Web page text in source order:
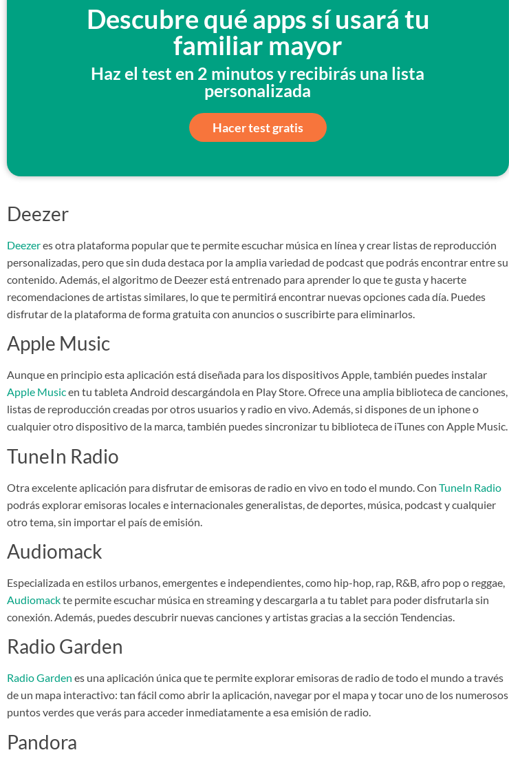
Descubre qué apps sí usará tu
familiar mayor
Haz el test en 2 minutos y recibirás una lista
personalizada
Hacer test gratis
Deezer
Deezeres otra plataforma popular que te permite escuchar música en línea y crear listas de reproducción
personalizadas, pero que sin duda destaca por la amplia variedad de podcast que podrás encontrar entre su
contenido. Además, el algoritmo de Deezer está entrenado para aprender lo que te gusta y hacerte
recomendaciones de artistas similares, lo que te permitirá encontrar nuevas opciones cada día. Puedes
disfrutar de la plataforma de forma gratuita con anuncios o suscribirte para eliminarlos.
Apple Music
Aunque en principio esta aplicación está diseñada para los dispositivos Apple, también puedes instalar
Apple Musicen tu tableta Android descargándola en Play Store. Ofrece una amplia biblioteca de canciones,
listas de reproducción creadas por otros usuarios y radio en vivo. Además, si dispones de un iphone o
cualquier otro dispositivo de la marca, también puedes sincronizar tu biblioteca de iTunes con Apple Music.
TuneIn Radio
Otra excelente aplicación para disfrutar de emisoras de radio en vivo en todo el mundo. Con TuneIn Radio
podrás explorar emisoras locales e internacionales generalistas, de deportes, música, podcast y cualquier
otro tema, sin importar el país de emisión.
Audiomack
Especializada en estilos urbanos, emergentes e independientes, como hip-hop, rap, R&B, afro pop o reggae,
Audiomackte permite escuchar música en streaming y descargarla a tu tablet para poder disfrutarla sin
conexión. Además, puedes descubrir nuevas canciones y artistas gracias a la sección Tendencias.
Radio Garden
Radio Garden es una aplicación única que te permite explorar emisoras de radio de todo el mundo a través
de un mapa interactivo: tan fácil como abrir la aplicación, navegar por el mapa y tocar uno de los numerosos
puntos verdes que verás para acceder inmediatamente a esa emisión de radio.
Pandora